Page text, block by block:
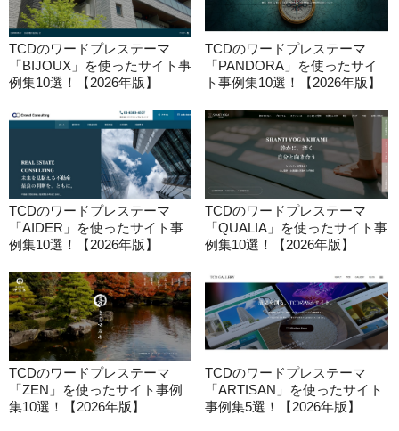
TCDのワードプレステーマ
「BIJOUX」を使ったサイト事
例集10選！【2026年版】
TCDのワードプレステーマ
「PANDORA」を使ったサイ
ト事例集10選！【2026年版】
TCDのワードプレステーマ
「AIDER」を使ったサイト事
例集10選！【2026年版】
TCDのワードプレステーマ
「QUALIA」を使ったサイト事
例集10選！【2026年版】
TCDのワードプレステーマ
「ZEN」を使ったサイト事例
集10選！【2026年版】
TCDのワードプレステーマ
「ARTISAN」を使ったサイト
事例集5選！【2026年版】